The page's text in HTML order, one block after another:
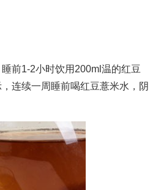
前1-2小时饮用200ml温的红豆
连续一周睡前喝红豆薏米水，阴